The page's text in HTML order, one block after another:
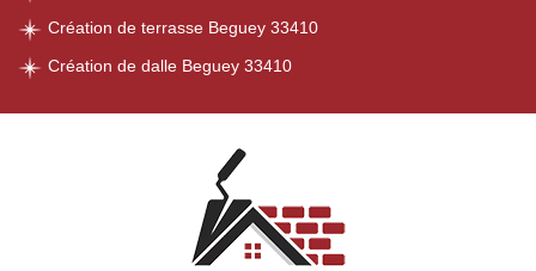
Création de terrasse Beguey 33410
Création de dalle Beguey 33410